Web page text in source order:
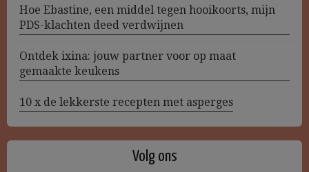
Hoe Ebastine, een middel tegen hooikoorts, mijn
PDS-klachten deed verdwijnen
Ontdek ixina: jouw partner voor op maat
gemaakte keukens
10 x de lekkerste recepten met asperges
Volg ons